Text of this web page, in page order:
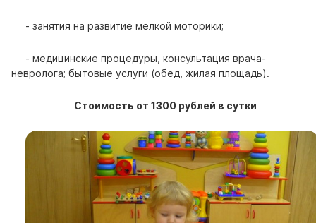
- занятия на развитие мелкой моторики;
- медицинские процедуры, консультация врача-
невролога; бытовые услуги (обед, жилая площадь).
Стоимость от 1300 рублей в сутки